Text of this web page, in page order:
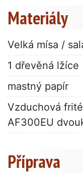
Materiály
Velká mísa /
1 dřevěná lžíce
mastný papír
Vzduchová
AF300EU
Příprava